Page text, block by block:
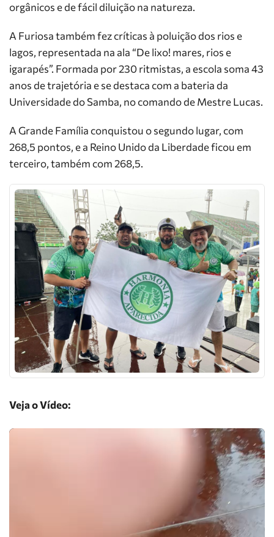
orgânicos e de fácil diluição na natureza.
A Furiosa também fez críticas à poluição dos rios e
lagos, representada na ala “De lixo! mares, rios e
igarapés”. Formada por 230 ritmistas, a escola soma 43
anos de trajetória e se destaca com a bateria da
Universidade do Samba, no comando de Mestre Lucas.
A Grande Família conquistou o segundo lugar, com
268,5 pontos, e a Reino Unido da Liberdade ficou em
terceiro, também com 268,5.
Veja o Vídeo: